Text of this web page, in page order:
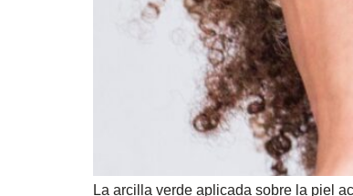
La arcilla verde aplicada sobre la piel